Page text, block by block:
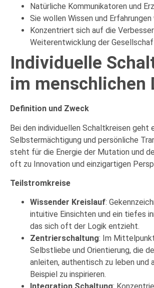
Natürliche Kommunikatoren und
Sie wollen Wissen und
Konzentriert sich auf die
Weiterentwicklung der
Individuelle
im menschlichen
Definition und Zweck
Bei den individuellen Schaltkreisen geht
Selbstermächtigung und persönliche
steht für die Energie der Mutation und
oft zu Innovation und einzigartigen
Teilstromkreise
Wissender Kreislauf:
intuitive Einsichten und ein tiefes
das sich oft der Logik entzieht.
Zentrierschaltung: Im
Selbstliebe und Orientierung, die
anleiten, authentisch zu leben und
Beispiel zu inspirieren.